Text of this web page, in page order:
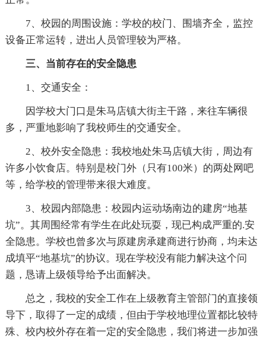
7、校园的周围设施：学校的校门、围墙齐全，监控
设备正常运转，进出人员管理较为严格。
三、当前存在的安全隐患
1、交通安全：
因学校大门口是朱马店镇大街主干路，来往车辆很
多，严重地影响了我校师生的交通安全。
2、校外安全隐患：我校地处朱马店镇大街，周边有
许多小饮食店。特别是校门外（只有100米）的两处网吧
等，给学校的管理带来很大难度。
3、校园内部隐患：校园内运动场南边的建房“地基
坑”。其周围经常有学生在此处玩耍，现已构成严重的.安
全隐患。学校也曾多次与原建房承建商进行协商，均未达
成填平“地基坑”的协议。现在学校没有能力解决这个问
题，恳请上级领导给予出面解决。
总之，我校的安全工作在上级教育主管部门的直接领
导下，取得了一定的成绩，但由于学校地理位置都比较特
殊、校内校外存在着一定的安全隐患，我们将进一步加强